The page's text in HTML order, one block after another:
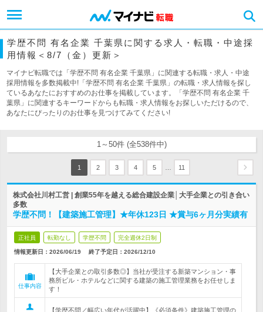
学歴不問 有名企業 千葉県に関する求人・転職・中途採
用情報＜8/7（金）更新＞
マイナビ転職では「学歴不問 有名企業 千葉県」に関連する転職・求人・中途
採用情報を多数掲載中!「学歴不問 有名企業 千葉県」の転職・求人情報を探し
ているあなたにおすすめのお仕事を掲載しています。「学歴不問 有名企業 千
葉県」に関連するキーワードからも転職・求人情報をお探しいただけるので、
あなたにぴったりのお仕事を見つけてみてください!
1～50件 (全538件中)
1 2 3 4 5 11
株式会社川村工営 | 創業55年を越える総合建設企業│大手企業との引き合い
多数
学歴不問！【建築施工管理】★年休123日 ★賞与6ヶ月分実績有
正社員 転勤なし 学歴不問 完全週休2日制
情報更新日：2026/06/19 終了予定日： 2026/12/10
仕事内容
【大手企業との取引多数◎】当社が受注する新築マンション・事
務所ビル・ホテルなどに関する建築の施工管理業務をお任せしま
す！
【学歴不問／幅広い年代が活躍中】《必須条件》建築施工管理の